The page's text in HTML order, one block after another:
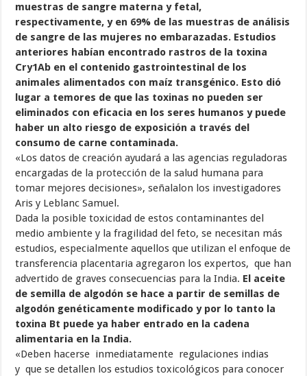
muestras de sangre materna y fetal,
respectivamente, y en 69% de las muestras de análisis
de sangre de las mujeres no embarazadas. Estudios
anteriores habían encontrado rastros de la toxina
Cry1Ab en el contenido gastrointestinal de los
animales alimentados con maíz transgénico. Esto dió
lugar a temores de que las toxinas no pueden ser
eliminados con eficacia en los seres humanos y puede
haber un alto riesgo de exposición a través del
consumo de carne contaminada.
«Los datos de creación ayudará a las agencias reguladoras
encargadas de la protección de la salud humana para
tomar mejores decisiones», señalalon los investigadores
Aris y Leblanc Samuel.
Dada la posible toxicidad de estos contaminantes del
medio ambiente y la fragilidad del feto, se necesitan más
estudios, especialmente aquellos que utilizan el enfoque de
transferencia placentaria agregaron los expertos, que han
advertido de graves consecuencias para la India. El aceite
de semilla de algodón se hace a partir de semillas de
algodón genéticamente modificado y por lo tanto la
toxina Bt puede ya haber entrado en la cadena
alimentaria en la India.
«Deben hacerse inmediatamente regulaciones indias
y que se detallen los estudios toxicológicos para conocer